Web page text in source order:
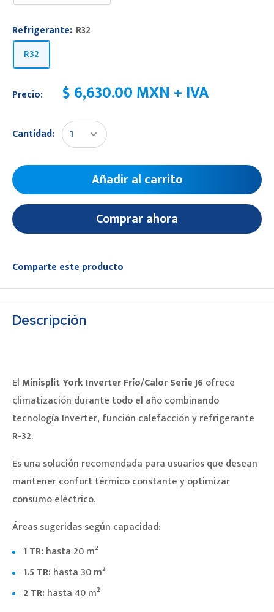
Refrigerante: R32
R32
Precio: $ 6,630.00 MXN + IVA
Cantidad:
Añadir al carrito
Comprar ahora
Comparte este producto
Descripción
ElMinisplit York Inverter Frío/Calor Serie J6 ofrece
climatización durante todo el año combinando
tecnología Inverter, función calefacción y refrigerante
R-32.
Es una solución recomendada para usuarios que desean
mantener confort térmico constante y optimizar
consumo eléctrico.
Áreas sugeridas según capacidad:
1 TR:hasta 20 m²
1.5 TR:hasta 30 m²
2 TR:hasta 40 m²